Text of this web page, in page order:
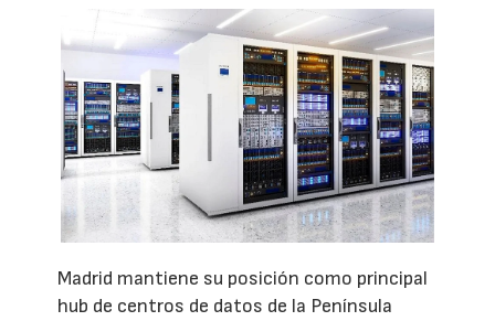
Madrid mantiene su posición como principal
hub de centros de datos de la Península